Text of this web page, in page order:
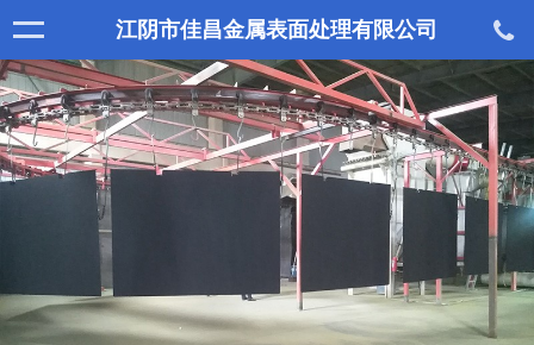
江阴市佳昌金属表面处理有限公司